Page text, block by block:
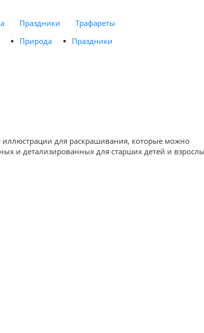
Праздники
Трафареты
Природа
Праздники
иллюстрации для раскрашивания, которые можно
и детализированных для старших детей и